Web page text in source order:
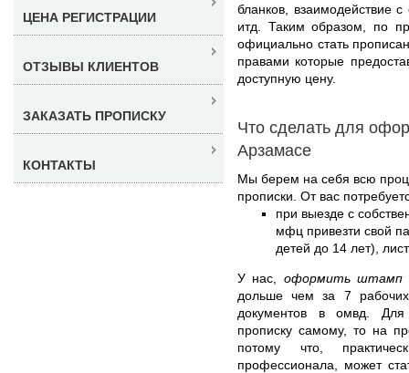
бланков, взаимодействие
итд. Таким образом, по
официально стать
правами которые
доступную цену.
Что сделать для
Арзамасе
Мы берем на себя всю
прописки. От вас
при выезде с
мфц привезти свой
детей до 14 лет),
У нас, оформить штамп
дольше чем за 7
документов в омвд. Для
прописку самому, то на
потому что,
профессионала, может
ЦЕНА РЕГИСТРАЦИИ
ОТЗЫВЫ КЛИЕНТОВ
ЗАКАЗАТЬ ПРОПИСКУ
КОНТАКТЫ